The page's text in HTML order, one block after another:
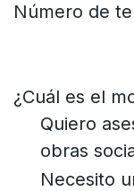
Número de
¿Cuál es el
Quiero
obras
Necesito